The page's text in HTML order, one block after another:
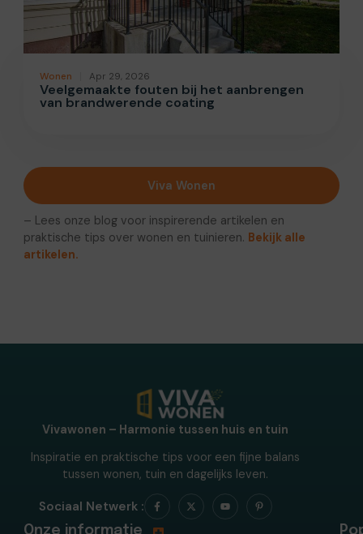
Wonen Apr 29, 2026
Veelgemaakte fouten bij het aanbrengen
van brandwerende coating
Viva Wonen
– Lees onze blog voor inspirerende artikelen en
praktische tips over wonen en tuinieren. Bekijk alle
artikelen.
Vivawonen – Harmonie tussen huis en tuin
Inspiratie en praktische tips voor een fijne balans
tussen wonen, tuin en dagelijks leven.
Sociaal Netwerk :
Onze informatie